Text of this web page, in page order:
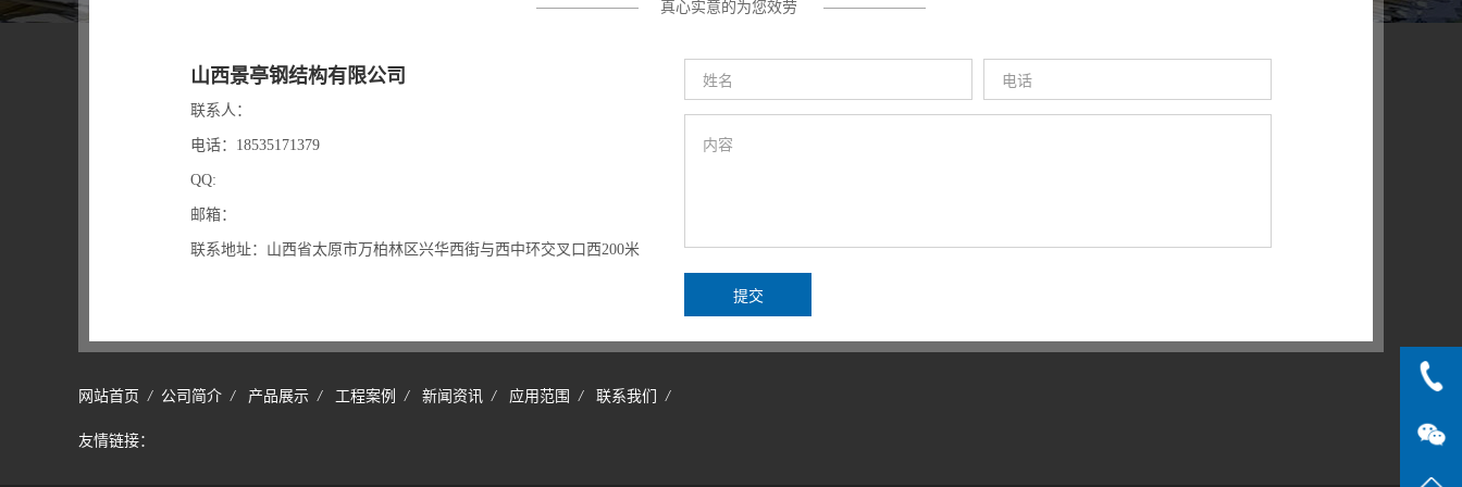
真心实意的为您效劳
山西景亭钢结构有限公司
联系人：
电话：18535171379
QQ:
邮箱：
联系地址：山西省太原市万柏林区兴华西街与西中环交叉口西200米
网站首页 / 公司简介 / 产品展示 / 工程案例 / 新闻资讯 / 应用范围 / 联系我们 /
友情链接：